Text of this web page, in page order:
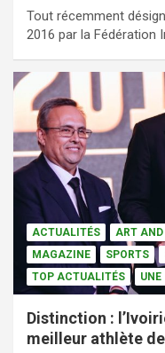
Tout récemment
2016 par la Fédération
ACTUALITÉS ART AND
MAGAZINE
SPORTS
TOP ACTUALITÉS
UNE
Distinction :
meilleur athlète